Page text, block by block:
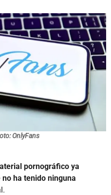
OnlyFans
pornográfico ya
ha tenido ninguna